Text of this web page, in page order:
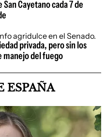
Cayetano cada 7 de
privada, pero sin los
manejo del fuego
ESPAÑA